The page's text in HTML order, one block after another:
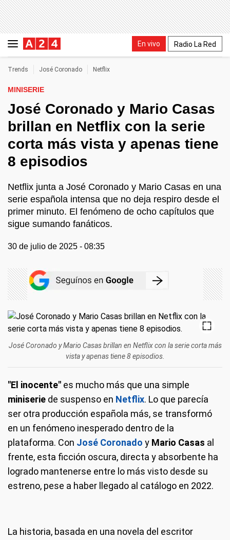
En vivo Radio La Red
Trends José Coronado Netflix
MINISERIE
José Coronado y Mario Casas
brillan en Netflix con la serie
corta más vista y apenas tiene
8 episodios
Netflix junta a José Coronado y Mario Casas en una
serie española intensa que no deja respiro desde el
primer minuto. El fenómeno de ocho capítulos que
sigue sumando fanáticos.
30 de julio de 2025 - 08:35
José Coronado y Mario Casas brillan en Netflix con la serie corta más
vista y apenas tiene 8 episodios.
"El inocente" es mucho más que una simple
miniserie de suspenso en Netflix. Lo que parecía
ser otra producción española más, se transformó
en un fenómeno inesperado dentro de la
plataforma. Con José Coronado y Mario Casas al
frente, esta ficción oscura, directa y absorbente ha
logrado mantenerse entre lo más visto desde su
estreno, pese a haber llegado al catálogo en 2022.
La historia, basada en una novela del escritor